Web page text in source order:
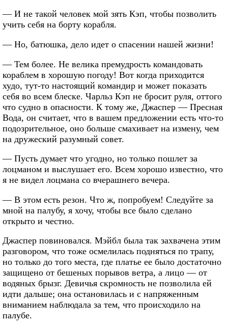
— И не такой человек мой зять Кэп, чтобы позволить
учить себя на борту корабля.
— Но, батюшка, дело идет о спасении нашей жизни!
— Тем более. Не велика премудрость командовать
кораблем в хорошую погоду! Вот когда приходится
худо, тут-то настоящий командир и может показать
себя во всем блеске. Чарльз Кэп не бросит руля, оттого
что судно в опасности. К тому же, Джаспер — Пресная
Вода, он считает, что в вашем предложении есть что-то
подозрительное, оно больше смахивает на измену, чем
на дружеский разумный совет.
— Пусть думает что угодно, но только пошлет за
лоцманом и выслушает его. Всем хорошо известно, что
я не видел лоцмана со вчерашнего вечера.
— В этом есть резон. Что ж, попробуем! Следуйте за
мной на палубу, я хочу, чтобы все было сделано
открыто и честно.
Джаспер повиновался. Мэйбл была так захвачена этим
разговором, что тоже осмелилась подняться по трапу,
но только до того места, где платье ее было достаточно
защищено от бешеных порывов ветра, а лицо — от
водяных брызг. Девичья скромность не позволила ей
идти дальше; она остановилась и с напряженным
вниманием наблюдала за тем, что происходило на
палубе.